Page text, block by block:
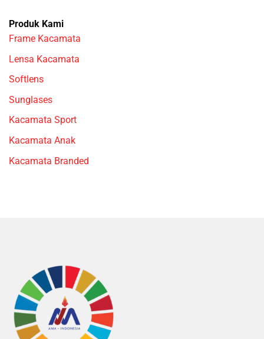
Produk Kami
Frame Kacamata
Lensa Kacamata
Softlens
Sunglases
Kacamata Sport
Kacamata Anak
Kacamata Branded